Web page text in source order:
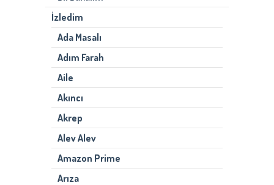
İzledim
Ada Masalı
Adım Farah
Aile
Akıncı
Akrep
Alev Alev
Amazon Prime
Arıza